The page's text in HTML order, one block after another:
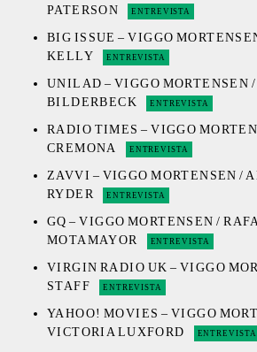
PATERSON
ENTREVISTA
BIG ISSUE – VIGGO
KELLY
ENTREVISTA
UNILAD – VIGGO MORTENSEN /
BILDERBECK
ENTREVISTA
RADIO TIMES – VIGGO
CREMONA
ENTREVISTA
ZAVVI – VIGGO MORTENSEN /
RYDER
ENTREVISTA
GQ – VIGGO MORTENSEN /
MOTAMAYOR
ENTREVISTA
VIRGIN RADIO UK – VIGGO
STAFF
ENTREVISTA
YAHOO! MOVIES – VIGGO
VICTORIA LUXFORD
ENTREVISTA